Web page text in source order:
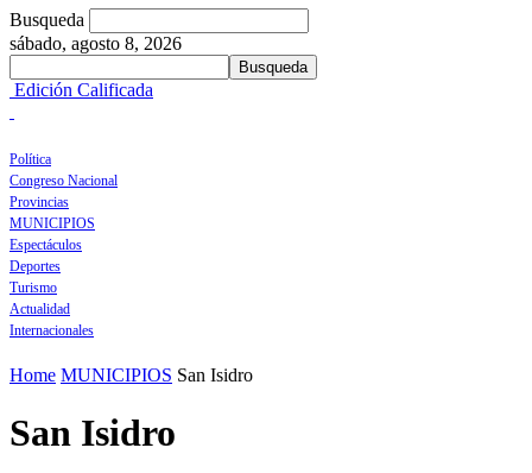
Busqueda
sábado, agosto 8, 2026
Edición Calificada
Política
Congreso Nacional
Provincias
MUNICIPIOS
Espectáculos
Deportes
Turismo
Actualidad
Internacionales
Home MUNICIPIOS San Isidro
San Isidro